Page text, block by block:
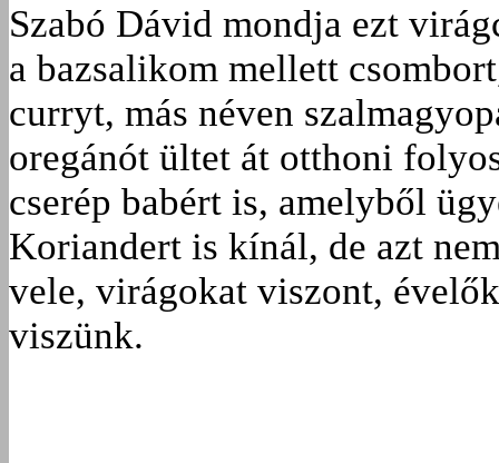
Szabó Dávid mondja ezt
a bazsalikom mellett
curryt, más néven
oregánót ültet át otthoni
cserép babért is, amelyből
Koriandert is kínál, de azt
vele, virágokat viszont,
viszünk.